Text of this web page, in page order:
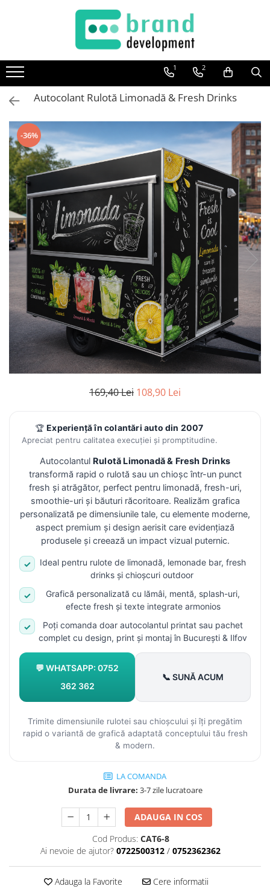
Fototapet Personalizat
Office Elixir Capsule
Tablouri Canvas
Postere
1 2
Autocolant Rulotă Limonadă & Fresh Drinks
-36%
169,40 Lei 108,90 Lei
🏆 Experiență în colantări auto din 2007
Apreciat pentru calitatea execuției și promptitudine.
Autocolantul Rulotă Limonadă & Fresh Drinks
transformă rapid o rulotă sau un chioșc într-un punct
fresh și atrăgător, perfect pentru limonadă, fresh-uri,
smoothie-uri și băuturi răcoritoare. Realizăm grafica
personalizată pe dimensiunile tale, cu elemente moderne,
aspect premium și design aerisit care evidențiază
produsele și creează un impact vizual puternic.
✓
Ideal pentru rulote de limonadă, lemonade bar, fresh
drinks și chioșcuri outdoor
✓
Grafică personalizată cu lămâi, mentă, splash-uri,
efecte fresh și texte integrate armonios
✓
Poți comanda doar autocolantul printat sau pachet
complet cu design, print și montaj în București & Ilfov
💬 WHATSAPP: 0752
362 362
📞 SUNĂ ACUM
Trimite dimensiunile rulotei sau chioșcului și îți pregătim
rapid o variantă de grafică adaptată conceptului tău fresh
& modern.
LA COMANDA
Durata de livrare: 3-7 zile lucratoare
ADAUGA IN COS
Cod Produs: CAT6-8
Ai nevoie de ajutor? 0722500312 / 0752362362
Adauga la Favorite Cere informatii